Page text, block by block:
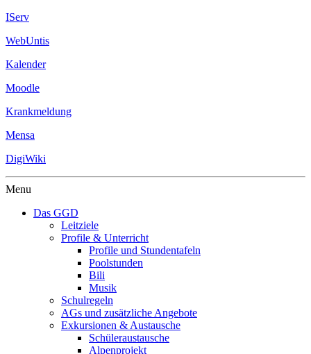
IServ
WebUntis
Kalender
Moodle
Krankmeldung
Mensa
DigiWiki
Menu
Das GGD
Leitziele
Profile & Unterricht
Profile und Stundentafeln
Poolstunden
Bili
Musik
Schulregeln
AGs und zusätzliche Angebote
Exkursionen & Austausche
Schüleraustausche
Alpenprojekt